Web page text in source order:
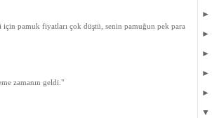
pamuk fiyatları çok düştü, senin pamuğun pek para
zamanın geldi."
►
►
►
►
►
▼